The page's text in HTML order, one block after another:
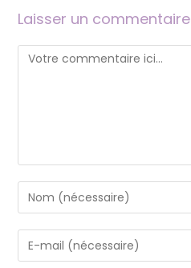
Laisser un commentaire
Comment
Enter
your
name
or
Enter
your